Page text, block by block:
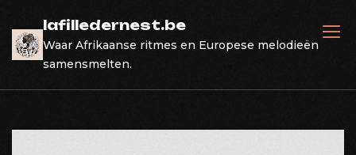
content
lafilledernest.be
Waar Afrikaanse ritmes en Europese melodieën
samensmelten.